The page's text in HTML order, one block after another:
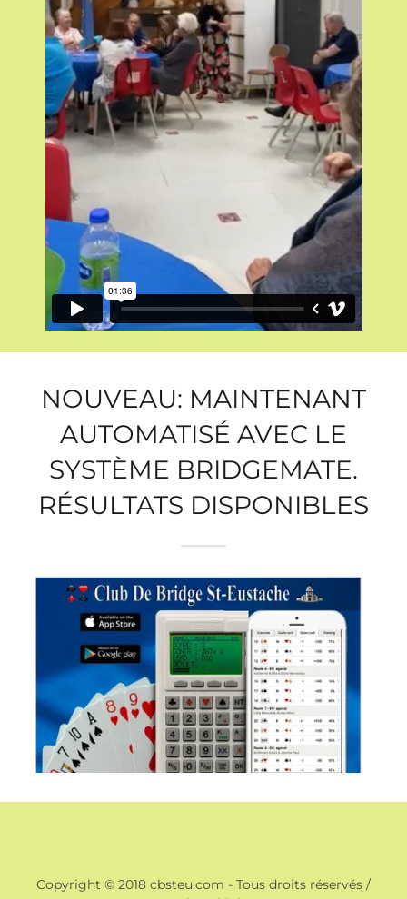
NOUVEAU: MAINTENANT
AUTOMATISÉ AVEC LE
SYSTÈME BRIDGEMATE.
RÉSULTATS DISPONIBLES
Copyright © 2018 cbsteu.com - Tous droits réservés /